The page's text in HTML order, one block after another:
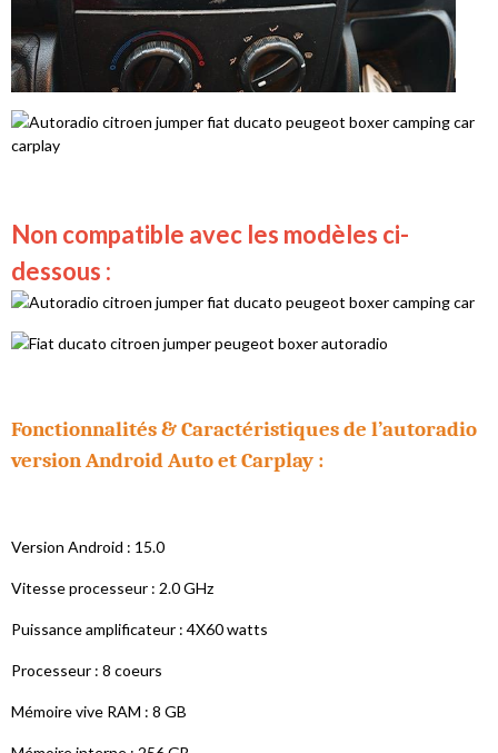
Non compatible avec les modèles ci-
dessous :
Fonctionnalités & Caractéristiques de l’autoradio
version Android Auto et Carplay :
Version Android : 15.0
Vitesse processeur : 2.0 GHz
Puissance amplificateur : 4X60 watts
Processeur : 8 coeurs
Mémoire vive RAM : 8 GB